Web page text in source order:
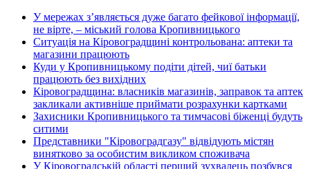
У мережах з’являється дуже багато фейкової інформації,
не вірте, – міський голова Кропивницького
Ситуація на Кіровоградщині контрольована: аптеки та
магазини працюють
Куди у Кропивницькому подіти дітей, чиї батьки
працюють без вихідних
Кіровоградщина: власників магазинів, заправок та аптек
закликали активніше приймати розрахунки картками
Захисники Кропивницького та тимчасові біженці будуть
ситими
Представники "Кіровоградгазу" відвідують містян
винятково за особистим викликом споживача
У Кіровоградській області перший зухвалець позбувся